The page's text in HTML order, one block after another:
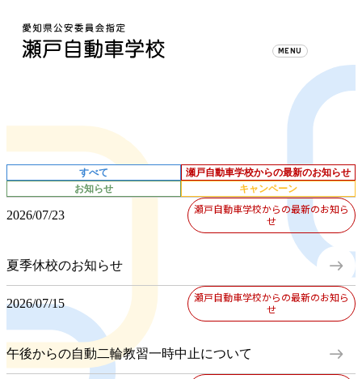
すべて
瀬戸自動車学校からの最新のお知らせ
お知らせ
キャンペーン
2026/07/23
瀬戸自動車学校からの最新のお知ら
せ
夏季休校のお知らせ east
2026/07/15
瀬戸自動車学校からの最新のお知ら
せ
午後からの自動二輪教習一時中止について east